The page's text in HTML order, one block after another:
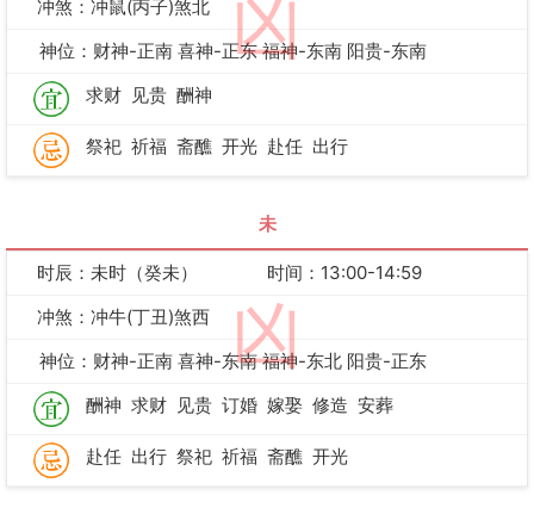
凶
冲煞：冲鼠(丙子)煞北
神位：财神-正南 喜神-正东 福神-东南 阳贵-东南
求财 见贵 酬神
祭祀 祈福 斋醮 开光 赴任 出行
未
凶
时辰：未时（癸未）
时间：13:00-14:59
冲煞：冲牛(丁丑)煞西
神位：财神-正南 喜神-东南 福神-东北 阳贵-正东
酬神 求财 见贵 订婚 嫁娶 修造 安葬
赴任 出行 祭祀 祈福 斋醮 开光